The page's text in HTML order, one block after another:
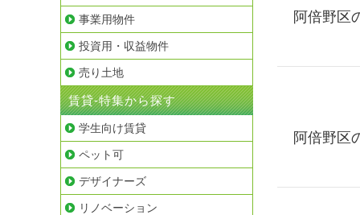
阿倍野区
阿倍野区
事業用物件
投資用・収益物件
売り土地
賃貸-特集から探す
学生向け賃貸
ペット可
デザイナーズ
リノベーション